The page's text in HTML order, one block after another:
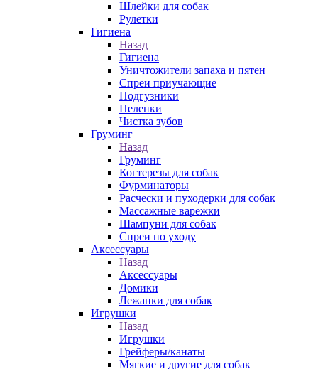
Шлейки для собак
Рулетки
Гигиена
Назад
Гигиена
Уничтожители запаха и пятен
Спреи приучающие
Подгузники
Пеленки
Чистка зубов
Груминг
Назад
Груминг
Когтерезы для собак
Фурминаторы
Расчески и пуходерки для собак
Массажные варежки
Шампуни для собак
Спреи по уходу
Аксессуары
Назад
Аксессуары
Домики
Лежанки для собак
Игрушки
Назад
Игрушки
Грейферы/канаты
Мягкие и другие для собак